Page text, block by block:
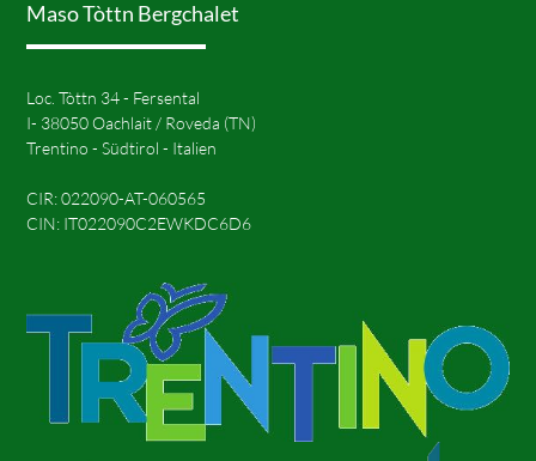
Maso Tòttn Bergchalet
Loc. Tòttn 34 - Fersental
I- 38050 Oachlait / Roveda (TN)
Trentino - Südtirol - Italien
CIR: 022090-AT-060565
CIN: IT022090C2EWKDC6D6